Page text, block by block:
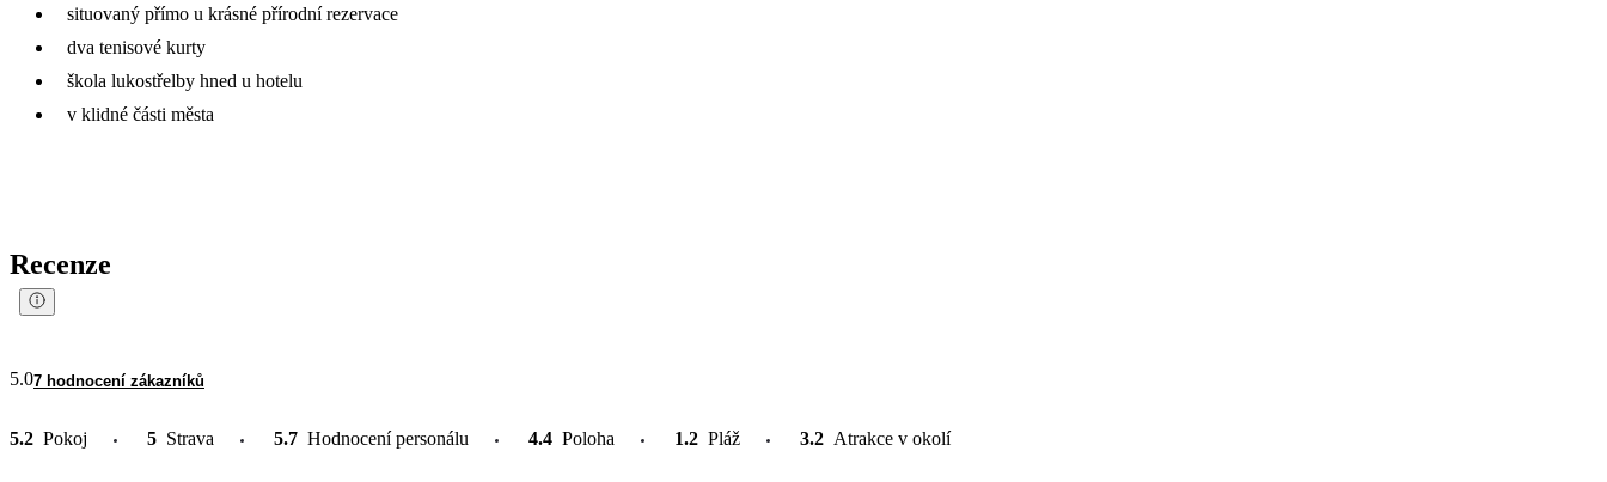
situovaný přímo u krásné přírodní rezervace
dva tenisové kurty
škola lukostřelby hned u hotelu
v klidné části města
Recenze
5.07 hodnocení zákazníků
5.2 Pokoj 5 Strava 5.7 Hodnocení personálu 4.4 Poloha 1.2 Pláž 3.2 Atrakce v okolí